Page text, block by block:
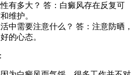
有多大？ 答：白癜风存在反复可
维护。
中需要注意什么？ 答：注意防晒，
的心态。